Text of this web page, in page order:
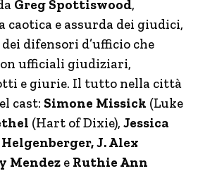
Greg Spottiswood,
caotica e assurda dei giudici,
difensori d’ufficio che
ufficiali giudiziari,
e giurie. Il tutto nella città
cast: Simone Missick (Luke
(Hart of Dixie), Jessica
J. Alex
Mendez e Ruthie Ann